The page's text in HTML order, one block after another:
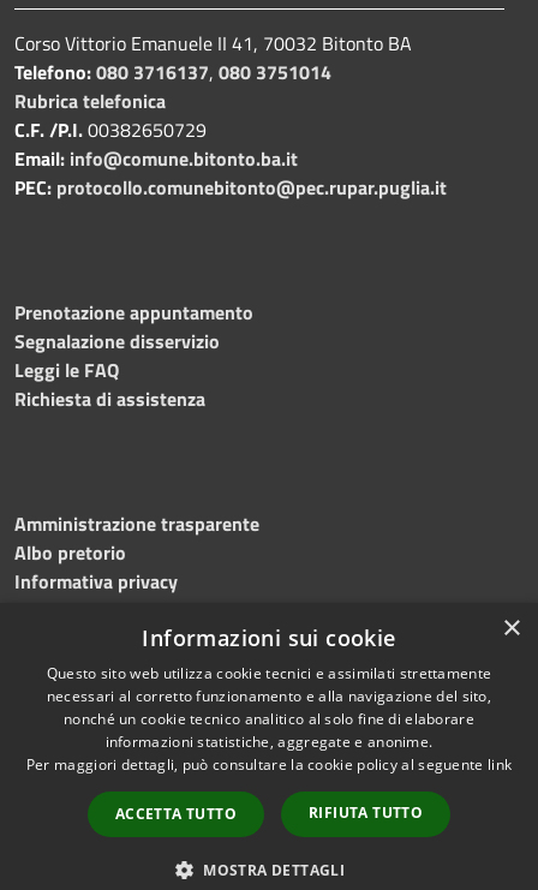
Corso Vittorio Emanuele II 41, 70032 Bitonto BA
Telefono:080 3716137, 080 3751014
Rubrica telefonica
C.F. /P.I.00382650729
Email: info@comune.bitonto.ba.it
PEC: protocollo.comunebitonto@pec.rupar.puglia.it
Prenotazione appuntamento
Segnalazione disservizio
Leggi le FAQ
Richiesta di assistenza
Amministrazione trasparente
Albo pretorio
Informativa privacy
Dichiarazione di accessibilità Meccanismo di feedback
RSS
Accessibilità
Copyright © 2026 • Comune di
Bitonto • Powered by
Municipium•
Accesso
redazione
×
Informazioni sui cookie
Questo sito web utilizza cookie tecnici e assimilati strettamente
necessari al corretto funzionamento e alla navigazione del sito,
nonché un cookie tecnico analitico al solo fine di elaborare
informazioni statistiche, aggregate e anonime.
Per maggiori dettagli, può consultare la cookie policy al seguente link
ACCETTA TUTTO RIFIUTA TUTTO
MOSTRA DETTAGLI